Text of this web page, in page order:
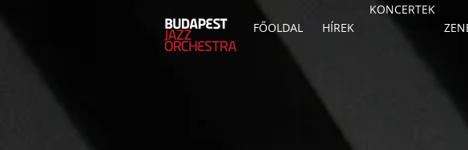
FŐOLDAL HÍREK
KONCERTEK